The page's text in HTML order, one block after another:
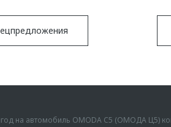
на автомобиль OMODA C5 (ОМОДА Ц5)